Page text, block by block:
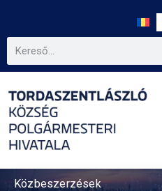
Közbeszerzések